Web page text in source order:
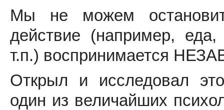
Мы не можем
действие (например,
т.п.) воспринимается
Открыл и исследовал
один из величайших